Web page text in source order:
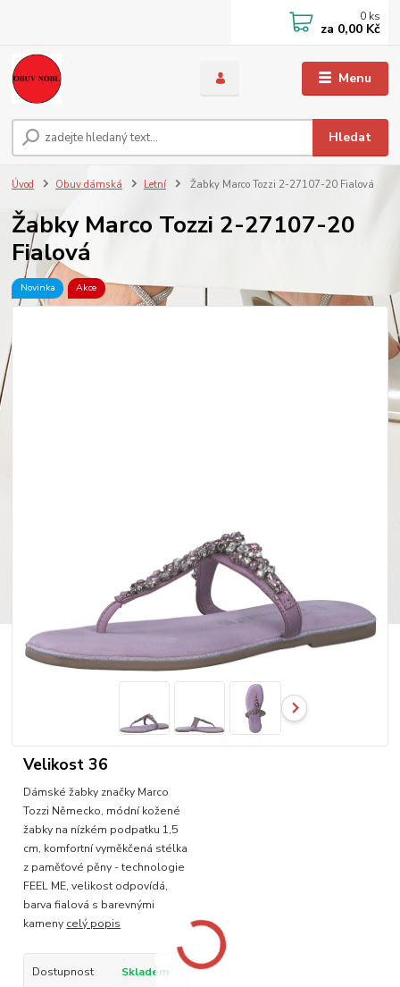
Menu
Hledat
0 ks
za 0,00 Kč
Úvod Obuv dámská Letní Žabky Marco Tozzi 2-27107-20 Fialová
Žabky Marco Tozzi 2-27107-20
Fialová
Novinka Akce
Velikost 36
Dámské žabky značky Marco
Tozzi Německo, módní kožené
žabky na nízkém podpatku 1,5
cm, komfortní vyměkčená stélka
z paměťové pěny - technologie
FEEL ME, velikost odpovídá,
barva fialová s barevnými
kameny celý popis
Dostupnost
Skladem